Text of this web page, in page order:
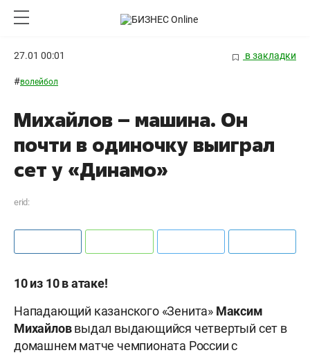
27.01 00:01 в закладки
#волейбол
Михайлов – машина. Он
почти в одиночку выиграл
сет у «Динамо»
erid:
10 из 10 в атаке!
Нападающий казанского «Зенита» Максим
Михайловвыдал выдающийся четвертый сет в
домашнем матче чемпионата России с